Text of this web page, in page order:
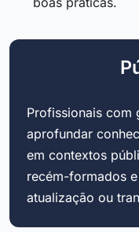
Profissionais com
aprofundar
em contextos
recém-formados
atualização ou